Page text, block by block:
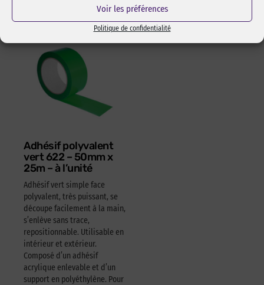
Voir les préférences
Politique de confidentialité
Adhésif polyvalent
vert 622 – 50mm x
25m – à l’unité
Adhésif vert simple face
polyvalent, très puissant, se
découpe facilement à la main,
s’enlève sans trace,
repositionnable. Utilisable en
intérieur et extérieur.
Composé d’un adhésif
acrylique enlevable et d’un
support en polyéthylène. Pour